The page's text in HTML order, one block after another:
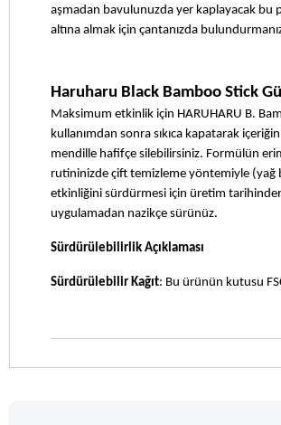
aşmadan bavulunuzda yer kaplayacak bu
altına almak için çantanızda
Haruharu Black Bamboo Stick
Maksimum etkinlik için HARUHARU B.
kullanımdan sonra sıkıca kapatarak
mendille hafifçe silebilirsiniz. Formülün
rutininizde çift temizleme yöntemiyle (yağ
etkinliğini sürdürmesi için üretim tarihinden
uygulamadan nazikçe sürünüz.
Sürdürülebilirlik Açıklaması
Sürdürülebilir Kağıt: Bu ürünün kutusu